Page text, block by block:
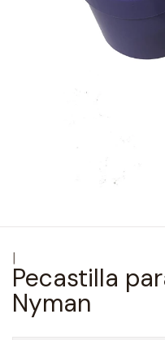
|
Pecastilla
Nyman